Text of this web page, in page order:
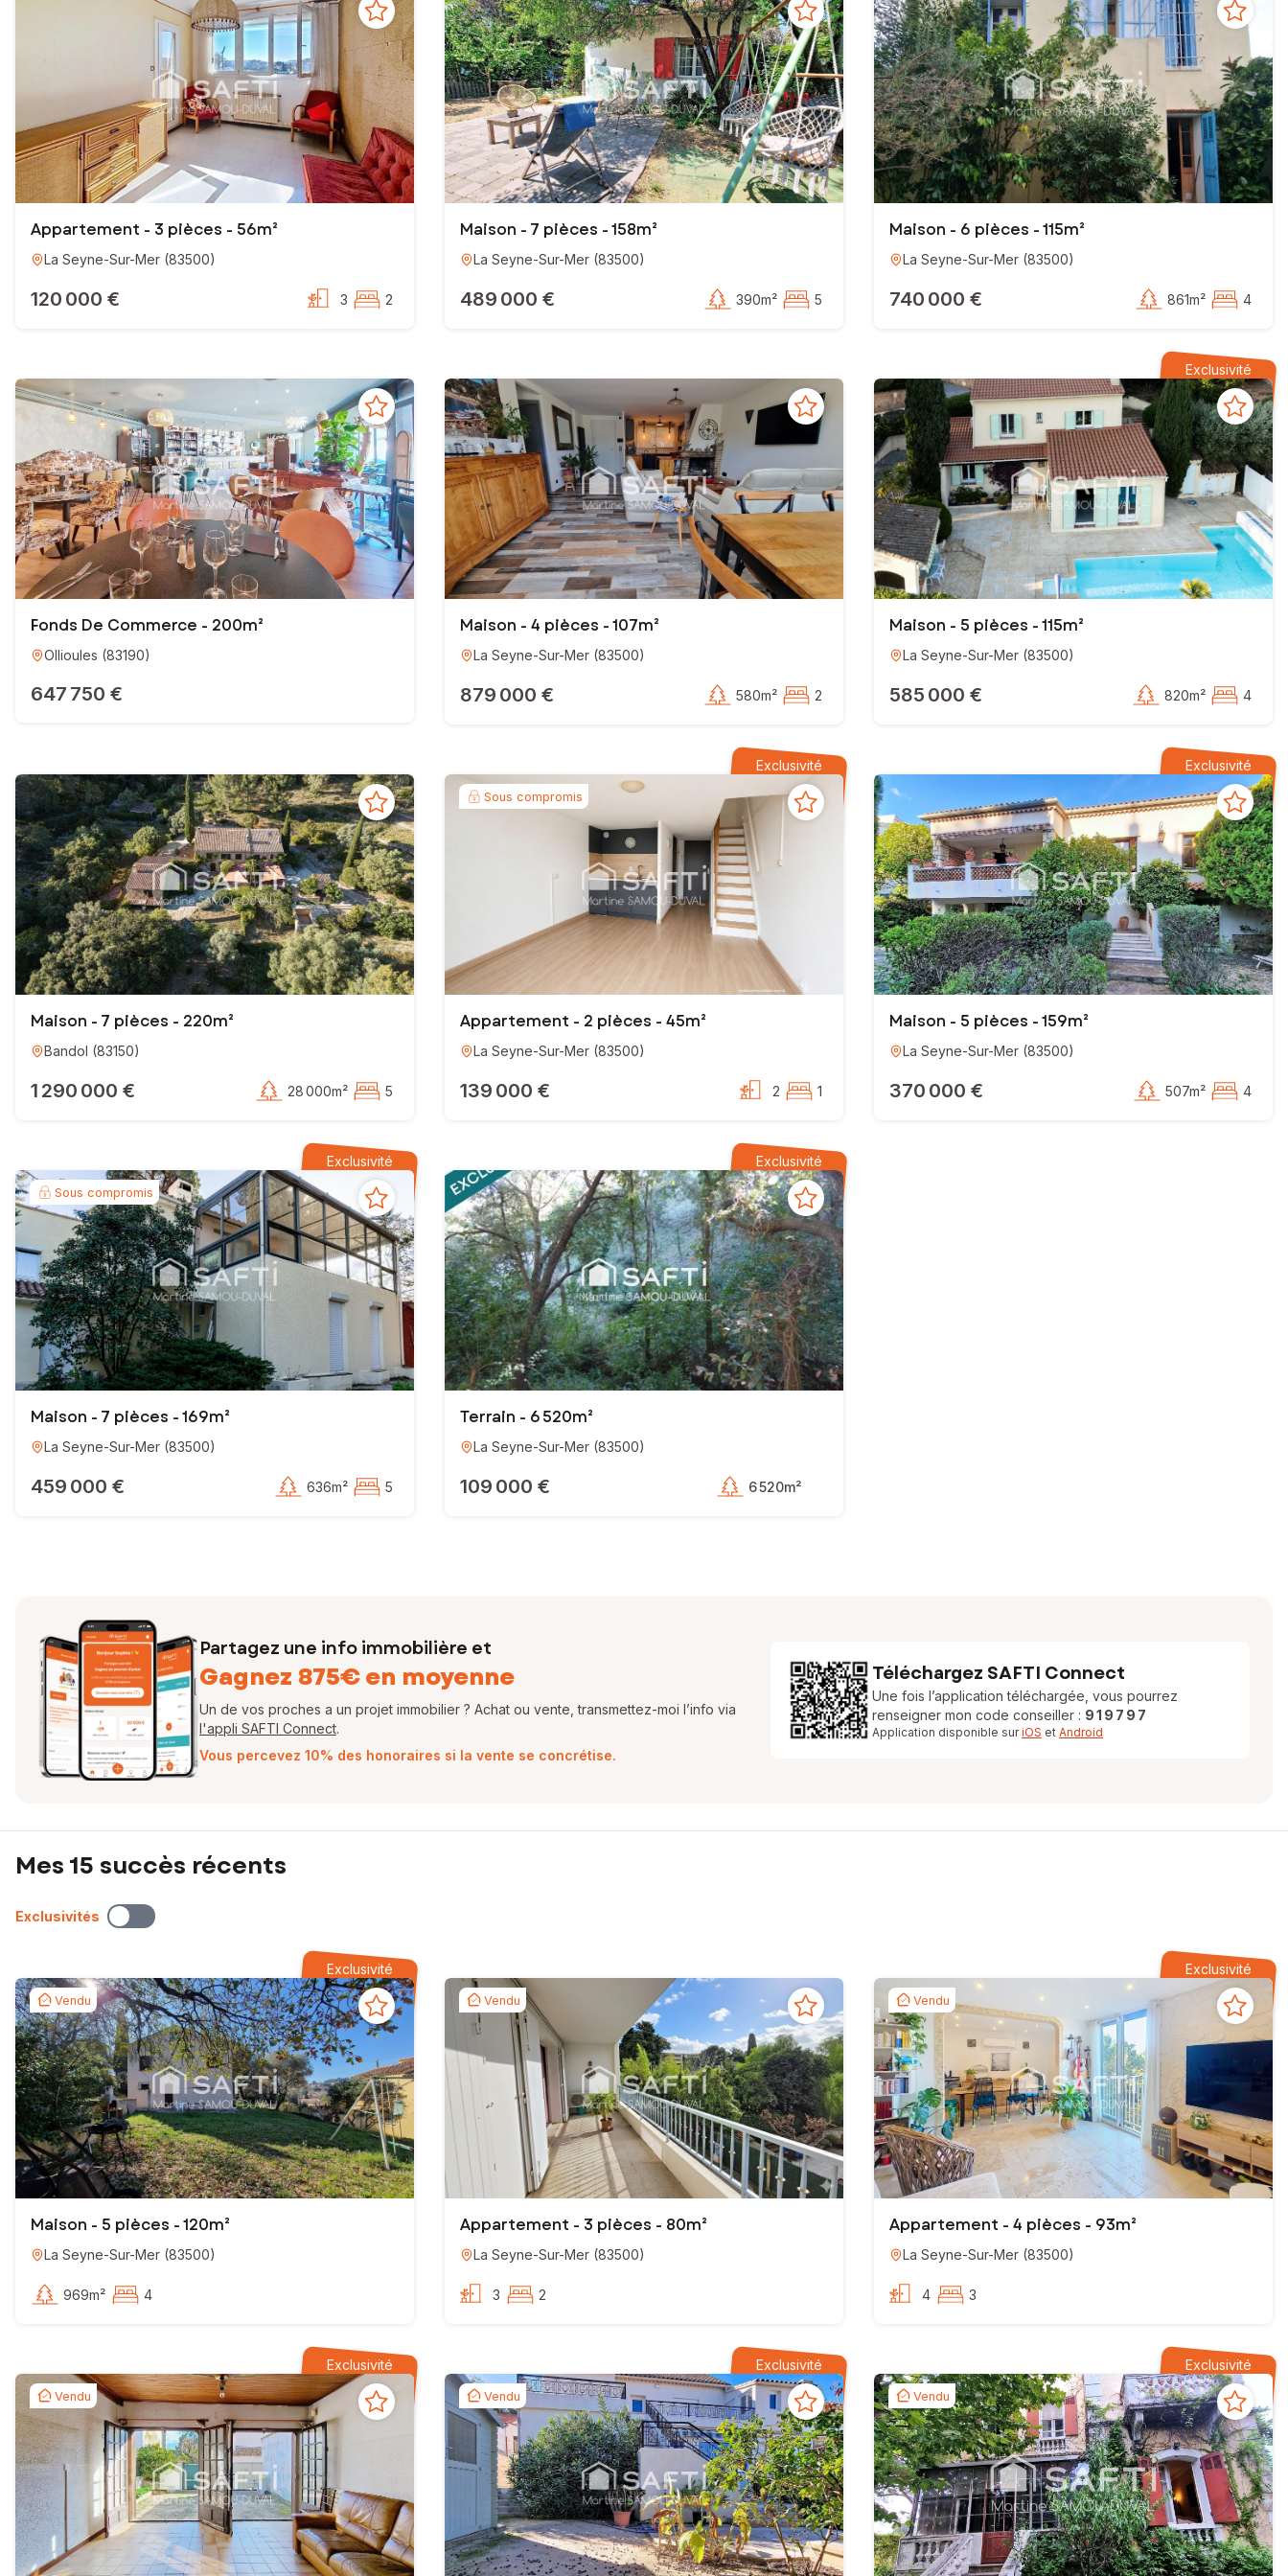
Votre confiance est ma plus belle des récompenses !
N’hésitez pas à me contacter, votre projet sera notre projet, ensemble réalisons votre rêve.
A très bientôt
Martine SAMOU-DUVAL SAFTI IMMOBILIER
Appartement - 3 pièces - 56m²
La Seyne-Sur-Mer (83500)
120 000 € 3 2
Maison - 7 pièces - 158m²
La Seyne-Sur-Mer (83500)
489 000 € 390m² 5
Maison - 6 pièces - 115m²
La Seyne-Sur-Mer (83500)
740 000 € 861m² 4
Fonds De Commerce - 200m²
Ollioules (83190)
647 750 €
Maison - 4 pièces - 107m²
La Seyne-Sur-Mer (83500)
879 000 € 580m² 2
Exclusivité
Maison - 5 pièces - 115m²
La Seyne-Sur-Mer (83500)
585 000 € 820m² 4
Maison - 7 pièces - 220m²
Bandol (83150)
1 290 000 € 28 000m² 5
Exclusivité
Sous compromis
Appartement - 2 pièces - 45m²
La Seyne-Sur-Mer (83500)
139 000 € 2 1
Exclusivité
Maison - 5 pièces - 159m²
La Seyne-Sur-Mer (83500)
370 000 € 507m² 4
Exclusivité
Sous compromis
Maison - 7 pièces - 169m²
La Seyne-Sur-Mer (83500)
459 000 € 636m² 5
Exclusivité
Terrain - 6 520m²
La Seyne-Sur-Mer (83500)
109 000 € 6 520m²
Partagez une info immobilière et
Gagnez 875€ en moyenne
Un de vos proches a un projet immobilier ? Achat ou vente, transmettez-moi l’info via
l'appli SAFTI Connect.
Vous percevez 10% des honoraires si la vente se concrétise.
Téléchargez SAFTI Connect
Une fois l’application téléchargée, vous pourrez
renseigner mon code conseiller : 919797
Application disponible suriOS et Android
Mes 15 succès récents
Exclusivités
Exclusivité
Vendu
Maison - 5 pièces - 120m²
La Seyne-Sur-Mer (83500)
969m² 4
Vendu
Appartement - 3 pièces - 80m²
La Seyne-Sur-Mer (83500)
3 2
Exclusivité
Vendu
Appartement - 4 pièces - 93m²
La Seyne-Sur-Mer (83500)
4 3
Exclusivité
Vendu
Exclusivité
Vendu
Exclusivité
Vendu